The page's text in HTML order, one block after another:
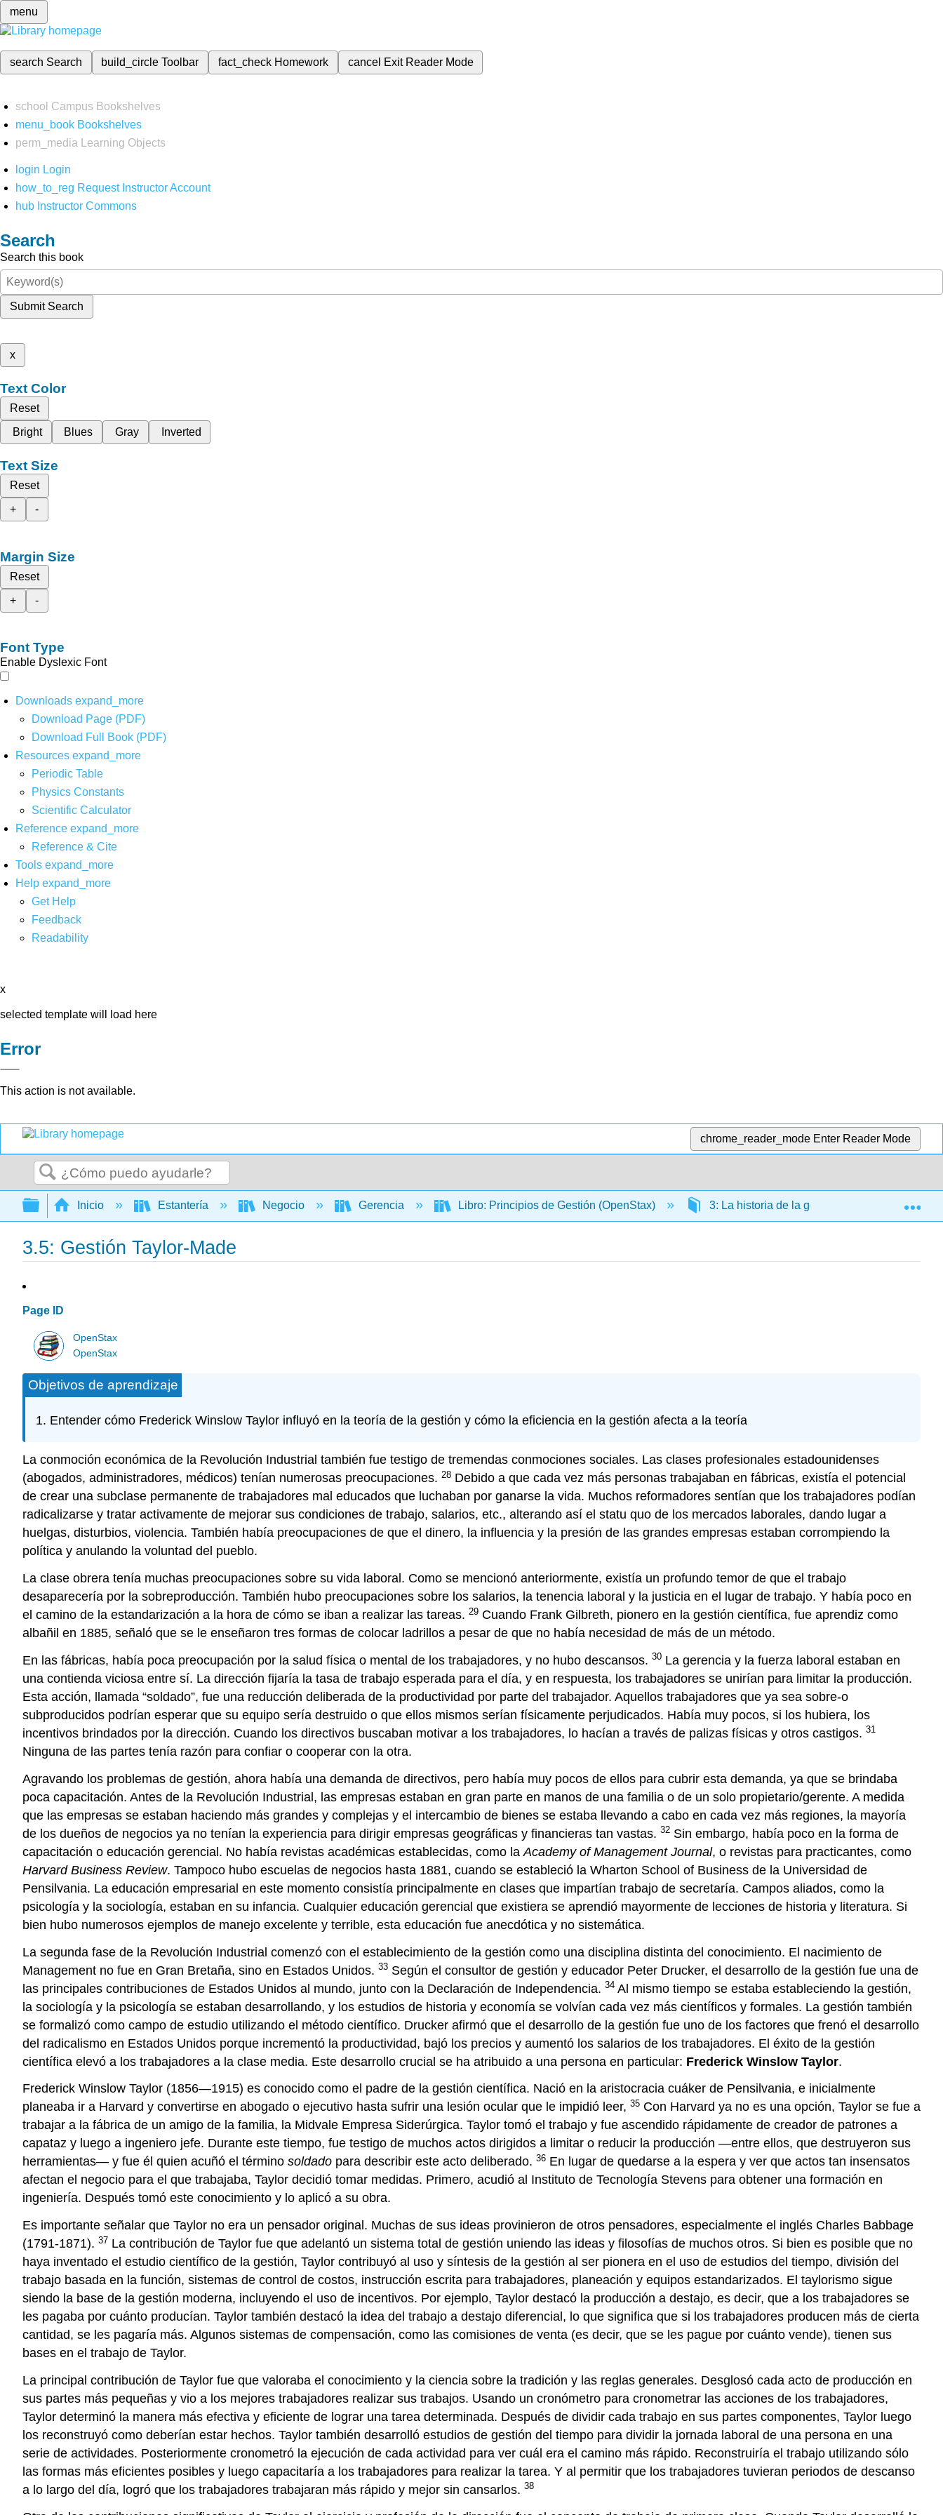
menu
search Search build_circleToolbar fact_check Homework cancel Exit Reader Mode
school Campus Bookshelves
menu_book Bookshelves
perm_media
Learning Objects
login Login
how_to_reg Request Instructor Account
hub Instructor Commons
Search
Search this book
Submit Search
x
Text Color
Reset
Bright
Blues Gray Inverted
Text Size
Reset
+
-
Margin Size
Reset
+
-
Font Type
Enable Dyslexic Font
Downloads expand_more
Download Page (PDF)
Download Full Book (PDF)
Resources expand_more
Periodic Table
Physics Constants
Scientific Calculator
Reference expand_more
Reference & Cite
Tools expand_more
Help expand_more
Get Help
Feedback
Readability
x
selected template will load here
Error
This action is not available.
chrome_reader_mode Enter Reader Mode
Buscar
Expandir/contraer jerarquía global
Inicio Estantería Negocio Gerencia Libro: Principios de Gestión (OpenStax) 3: La historia de la gestión 3.5:
3.5: Gestión Taylor-Made
Page ID
OpenStax
OpenStax
Objetivos de aprendizaje
Entender cómo Frederick Winslow Taylor influyó en la teoría de la gestión y cómo la eficiencia en la gestión afecta a la teoría
La conmoción económica de la Revolución Industrial también fue testigo de tremendas conmociones sociales. Las clases profesionales estadounidenses
(abogados, administradores, médicos) tenían numerosas preocupaciones. 28 Debido a que cada vez más personas trabajaban en fábricas, existía el potencial
de crear una subclase permanente de trabajadores mal educados que luchaban por ganarse la vida. Muchos reformadores sentían que los trabajadores podían
radicalizarse y tratar activamente de mejorar sus condiciones de trabajo, salarios, etc., alterando así el statu quo de los mercados laborales, dando lugar a
huelgas, disturbios, violencia. También había preocupaciones de que el dinero, la influencia y la presión de las grandes empresas estaban corrompiendo la
política y anulando la voluntad del pueblo.
La clase obrera tenía muchas preocupaciones sobre su vida laboral. Como se mencionó anteriormente, existía un profundo temor de que el trabajo
desaparecería por la sobreproducción. También hubo preocupaciones sobre los salarios, la tenencia laboral y la justicia en el lugar de trabajo. Y había poco en
el camino de la estandarización a la hora de cómo se iban a realizar las tareas. 29 Cuando Frank Gilbreth, pionero en la gestión científica, fue aprendiz como
albañil en 1885, señaló que se le enseñaron tres formas de colocar ladrillos a pesar de que no había necesidad de más de un método.
En las fábricas, había poca preocupación por la salud física o mental de los trabajadores, y no hubo descansos. 30 La gerencia y la fuerza laboral estaban en
una contienda viciosa entre sí. La dirección fijaría la tasa de trabajo esperada para el día, y en respuesta, los trabajadores se unirían para limitar la producción.
Esta acción, llamada “soldado”, fue una reducción deliberada de la productividad por parte del trabajador. Aquellos trabajadores que ya sea sobre-o
subproducidos podrían esperar que su equipo sería destruido o que ellos mismos serían físicamente perjudicados. Había muy pocos, si los hubiera, los
incentivos brindados por la dirección. Cuando los directivos buscaban motivar a los trabajadores, lo hacían a través de palizas físicas y otros castigos. 31
Ninguna de las partes tenía razón para confiar o cooperar con la otra.
Agravando los problemas de gestión, ahora había una demanda de directivos, pero había muy pocos de ellos para cubrir esta demanda, ya que se brindaba
poca capacitación. Antes de la Revolución Industrial, las empresas estaban en gran parte en manos de una familia o de un solo propietario/gerente. A medida
que las empresas se estaban haciendo más grandes y complejas y el intercambio de bienes se estaba llevando a cabo en cada vez más regiones, la mayoría
de los dueños de negocios ya no tenían la experiencia para dirigir empresas geográficas y financieras tan vastas. 32 Sin embargo, había poco en la forma de
capacitación o educación gerencial. No había revistas académicas establecidas, como la Academy of Management Journal, o revistas para practicantes, como
Harvard Business Review. Tampoco hubo escuelas de negocios hasta 1881, cuando se estableció la Wharton School of Business de la Universidad de
Pensilvania. La educación empresarial en este momento consistía principalmente en clases que impartían trabajo de secretaría. Campos aliados, como la
psicología y la sociología, estaban en su infancia. Cualquier educación gerencial que existiera se aprendió mayormente de lecciones de historia y literatura. Si
bien hubo numerosos ejemplos de manejo excelente y terrible, esta educación fue anecdótica y no sistemática.
La segunda fase de la Revolución Industrial comenzó con el establecimiento de la gestión como una disciplina distinta del conocimiento. El nacimiento de
Management no fue en Gran Bretaña, sino en Estados Unidos. 33 Según el consultor de gestión y educador Peter Drucker, el desarrollo de la gestión fue una de
las principales contribuciones de Estados Unidos al mundo, junto con la Declaración de Independencia. 34 Al mismo tiempo se estaba estableciendo la gestión,
la sociología y la psicología se estaban desarrollando, y los estudios de historia y economía se volvían cada vez más científicos y formales. La gestión también
se formalizó como campo de estudio utilizando el método científico. Drucker afirmó que el desarrollo de la gestión fue uno de los factores que frenó el desarrollo
del radicalismo en Estados Unidos porque incrementó la productividad, bajó los precios y aumentó los salarios de los trabajadores. El éxito de la gestión
científica elevó a los trabajadores a la clase media. Este desarrollo crucial se ha atribuido a una persona en particular: Frederick Winslow Taylor.
Frederick Winslow Taylor (1856—1915) es conocido como el padre de la gestión científica. Nació en la aristocracia cuáker de Pensilvania, e inicialmente
planeaba ir a Harvard y convertirse en abogado o ejecutivo hasta sufrir una lesión ocular que le impidió leer, 35 Con Harvard ya no es una opción, Taylor se fue a
trabajar a la fábrica de un amigo de la familia, la Midvale Empresa Siderúrgica. Taylor tomó el trabajo y fue ascendido rápidamente de creador de patrones a
capataz y luego a ingeniero jefe. Durante este tiempo, fue testigo de muchos actos dirigidos a limitar o reducir la producción —entre ellos, que destruyeron sus
herramientas— y fue él quien acuñó el término soldado para describir este acto deliberado. 36 En lugar de quedarse a la espera y ver que actos tan insensatos
afectan el negocio para el que trabajaba, Taylor decidió tomar medidas. Primero, acudió al Instituto de Tecnología Stevens para obtener una formación en
ingeniería. Después tomó este conocimiento y lo aplicó a su obra.
Es importante señalar que Taylor no era un pensador original. Muchas de sus ideas provinieron de otros pensadores, especialmente el inglés Charles Babbage
(1791-1871). 37 La contribución de Taylor fue que adelantó un sistema total de gestión uniendo las ideas y filosofías de muchos otros. Si bien es posible que no
haya inventado el estudio científico de la gestión, Taylor contribuyó al uso y síntesis de la gestión al ser pionera en el uso de estudios del tiempo, división del
trabajo basada en la función, sistemas de control de costos, instrucción escrita para trabajadores, planeación y equipos estandarizados. El taylorismo sigue
siendo la base de la gestión moderna, incluyendo el uso de incentivos. Por ejemplo, Taylor destacó la producción a destajo, es decir, que a los trabajadores se
les pagaba por cuánto producían. Taylor también destacó la idea del trabajo a destajo diferencial, lo que significa que si los trabajadores producen más de cierta
cantidad, se les pagaría más. Algunos sistemas de compensación, como las comisiones de venta (es decir, que se les pague por cuánto vende), tienen sus
bases en el trabajo de Taylor.
La principal contribución de Taylor fue que valoraba el conocimiento y la ciencia sobre la tradición y las reglas generales. Desglosó cada acto de producción en
sus partes más pequeñas y vio a los mejores trabajadores realizar sus trabajos. Usando un cronómetro para cronometrar las acciones de los trabajadores,
Taylor determinó la manera más efectiva y eficiente de lograr una tarea determinada. Después de dividir cada trabajo en sus partes componentes, Taylor luego
los reconstruyó como deberían estar hechos. Taylor también desarrolló estudios de gestión del tiempo para dividir la jornada laboral de una persona en una
serie de actividades. Posteriormente cronometró la ejecución de cada actividad para ver cuál era el camino más rápido. Reconstruiría el trabajo utilizando sólo
las formas más eficientes posibles y luego capacitaría a los trabajadores para realizar la tarea. Y al permitir que los trabajadores tuvieran periodos de descanso
a lo largo del día, logró que los trabajadores trabajaran más rápido y mejor sin cansarlos. 38